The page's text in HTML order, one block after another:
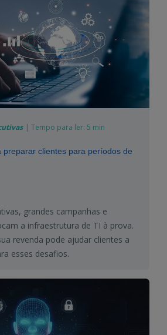
| Tempo para ler: 5 min
preparar clientes para períodos de
grandes campanhas e
a infraestrutura de TI à prova.
revenda pode ajudar clientes a
esses desafios.